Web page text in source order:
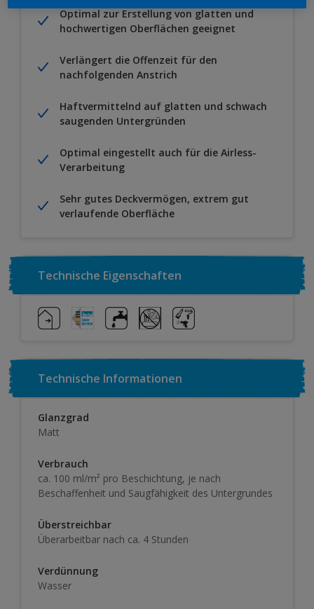
Optimal zur Erstellung von glatten und
hochwertigen Oberflächen geeignet
Verlängert die Offenzeit für den
nachfolgenden Anstrich
Haftvermittelnd auf glatten und schwach
saugenden Untergründen
Optimal eingestellt auch für die Airless-
Verarbeitung
Sehr gutes Deckvermögen, extrem gut
verlaufende Oberfläche
Technische Eigenschaften
Technische Informationen
Glanzgrad
Matt
Verbrauch
ca. 100 ml/m² pro Beschichtung, je nach
Beschaffenheit und Saugfähigkeit des Untergrundes
Überstreichbar
Überarbeitbar nach ca. 4 Stunden
Verdünnung
Wasser